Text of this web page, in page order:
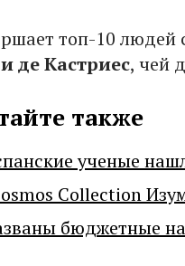
топ-10
де Кастриес, чей
также
ученые
Collection
бюджетные